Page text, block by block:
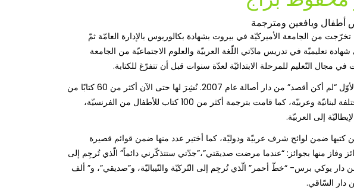
أطفال ويافعين ومترجمة
تخرّجت من الجامعة الأميركيّة في بيروت بشهادة بكالوريوس بالإدارة العامّة ثمّ
تعليميّة في تدريس مادّتي اللّغة العربيّة والعلوم الاجتماعيّة من الجامعة
مجال التّعليم للمرحلة الابتدائيّة لعدّة سنوات قبل أن تتفرّغ للكتابة.
صدر كتابها الأوّل “لم أكن أقصد” من دار أصالة عام 2007. نُشِرَ لها حتى الآن أكثر من 60 كتابًا من
دور نشر مختلفة لبنانيّة وعربيّة، كما قامت بترجمة أكثر من 100 كتاب للأطفال من الفرنسيّة،
إلى العربيّة.
كتبها ضمن لوائح شرف عربيّة ودوليّة، كما أختير عدد منها ضمن قوائم قصيرة
وفاز منها بجوائز: “عندما مرضت صديقتي”،”جدّتي ستتذكّرني دائماً” الّذي تُرجِم إلى
دار يوكي برس- “خطّ أحمر” الّذي تُرجِم إلى التّركيّة والنّيباليّة، و”صديقي”، و” ألف
دار السّاقي.